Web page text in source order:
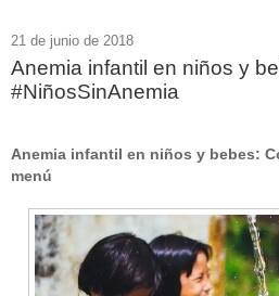
RSS - Entradas
ADMINISTRAR
21 de junio de 2018
Anemia infantil en niños y
#NiñosSinAnemia
Anemia infantil en niños y bebes:
menú